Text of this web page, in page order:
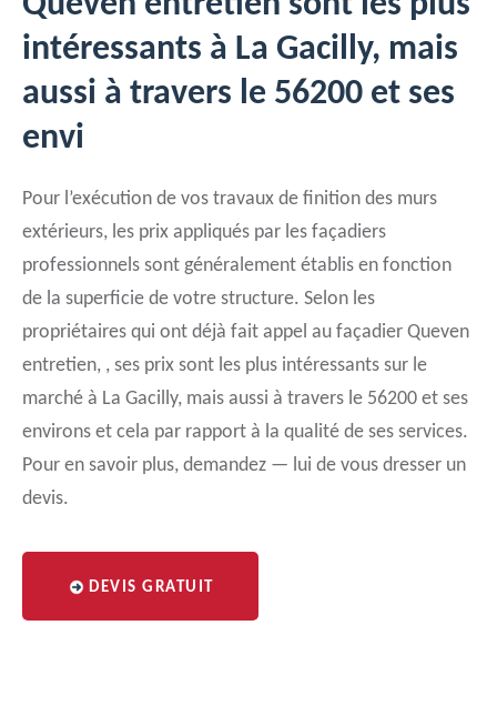
intéressants à La Gacilly, mais
aussi à travers le 56200 et ses
envi
Pour l’exécution de vos travaux de finition des murs
extérieurs, les prix appliqués par les façadiers
professionnels sont généralement établis en fonction
de la superficie de votre structure. Selon les
propriétaires qui ont déjà fait appel au façadier Queven
entretien, , ses prix sont les plus intéressants sur le
marché à La Gacilly, mais aussi à travers le 56200 et ses
environs et cela par rapport à la qualité de ses services.
Pour en savoir plus, demandez — lui de vous dresser un
devis.
DEVIS GRATUIT